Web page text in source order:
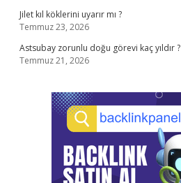
Jilet kıl köklerini uyarır mı ?
Temmuz 23, 2026
Astsubay zorunlu doğu görevi kaç yıldır ?
Temmuz 21, 2026